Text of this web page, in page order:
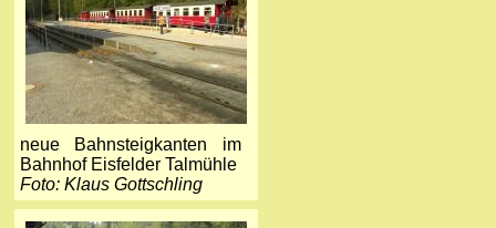
neue Bahnsteigkanten im
Bahnhof Eisfelder Talmühle
Foto: Klaus Gottschling